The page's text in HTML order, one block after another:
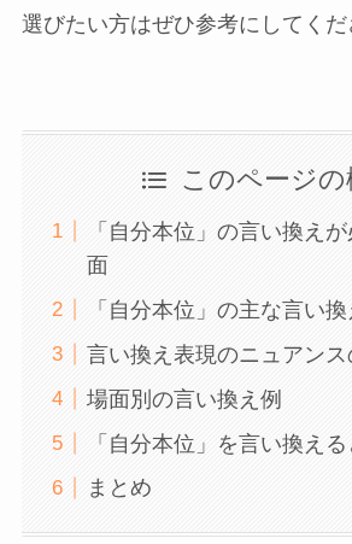
選びたい方はぜひ参考にしてくだ
このページの
「自分本位」の言い換え
面
「自分本位」の主な言い
言い換え表現のニュアンス
場面別の言い換え例
「自分本位」を言い換え
まとめ